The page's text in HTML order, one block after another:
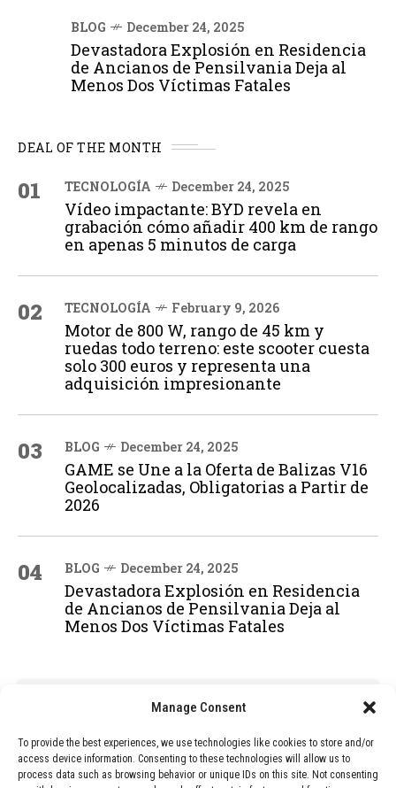
Manage Consent
To provide the best experiences, we use technologies like cookies to store and/or
access device information. Consenting to these technologies will allow us to
process data such as browsing behavior or unique IDs on this site. Not consenting
BLOG December 24, 2025
Devastadora Explosión en Residencia
de Ancianos de Pensilvania Deja al
Menos Dos Víctimas Fatales
DEAL OF THE MONTH
01 TECNOLOGÍA December 24, 2025
Vídeo impactante: BYD revela en
grabación cómo añadir 400 km de rango
en apenas 5 minutos de carga
02 TECNOLOGÍA February 9, 2026
Motor de 800 W, rango de 45 km y
ruedas todo terreno: este scooter cuesta
solo 300 euros y representa una
adquisición impresionante
03 BLOG December 24, 2025
GAME se Une a la Oferta de Balizas V16
Geolocalizadas, Obligatorias a Partir de
2026
04 BLOG December 24, 2025
Devastadora Explosión en Residencia
de Ancianos de Pensilvania Deja al
Menos Dos Víctimas Fatales